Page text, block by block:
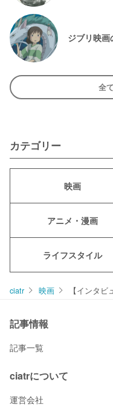
ジブリ映
全
カテゴリー
映画
アニメ・漫画
ライフスタイル
ciatr 映画 【インタ
記事情報
記事一覧
ciatrについて
運営会社